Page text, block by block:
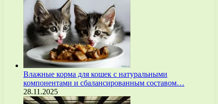
Влажные корма для кошек с натуральными
компонентами и сбалансированным составом…
28.11.2025